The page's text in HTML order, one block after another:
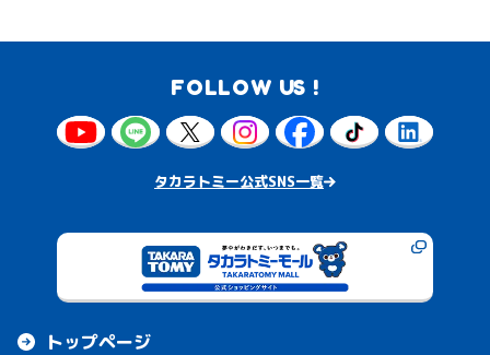
FOLLOW US !
タカラトミー公式SNS一覧
トップページ